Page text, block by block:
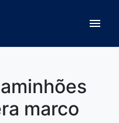
menu
marco